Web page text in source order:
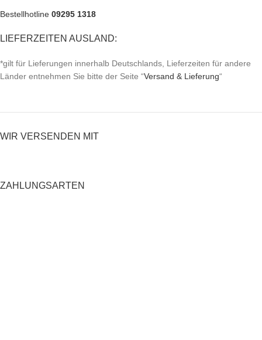
Bestellhotline 09295 1318
LIEFERZEITEN AUSLAND:
*gilt für Lieferungen innerhalb Deutschlands, Lieferzeiten für andere
Länder entnehmen Sie bitte der Seite “Versand & Lieferung“
WIR VERSENDEN MIT
ZAHLUNGSARTEN